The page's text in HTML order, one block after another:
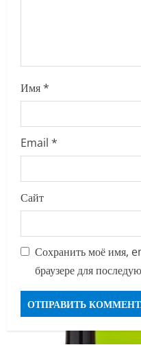
Имя*
Email *
Сайт
Сохранить моё имя,
браузере для